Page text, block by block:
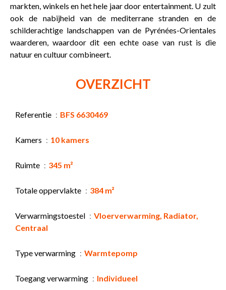
markten, winkels en het hele jaar door entertainment. U zult
ook de nabijheid van de mediterrane stranden en de
schilderachtige landschappen van de Pyrénées-Orientales
waarderen, waardoor dit een echte oase van rust is die
natuur en cultuur combineert.
OVERZICHT
Referentie BFS 6630469
Kamers 10 kamers
Ruimte 345 m²
Totale oppervlakte 384 m²
Verwarmingstoestel
Vloerverwarming, Radiator,
Centraal
Type verwarming Warmtepomp
Toegang verwarming Individueel